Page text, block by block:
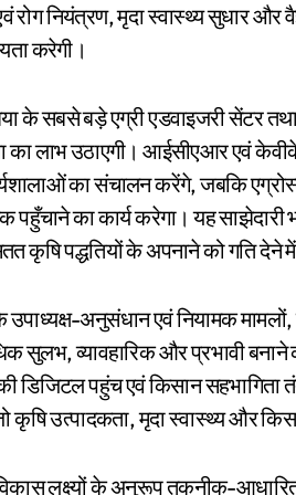
रोग नियंत्रण, मृदा स्वास्थ्य सुधार और
करेगी।
के सबसे बड़े एग्री एडवाइजरी सेंटर
का लाभ उठाएगी। आईसीएआर एवं
का संचालन करेंगे, जबकि
का कार्य करेगा। यह साझेदारी
कृषि पद्धतियों के अपनाने को गति देने में
अनुसंधान एवं नियामक
सुलभ, व्यावहारिक और प्रभावी
की डिजिटल पहुंच एवं किसान
कृषि उत्पादकता, मृदा स्वास्थ्य और
लक्ष्यों के अनुरूप तकनीक-